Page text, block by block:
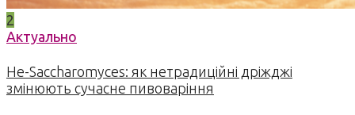
2
Актуально
Не-Saccharomyces: як нетрадиційні дріжджі
змінюють сучасне пивоваріння